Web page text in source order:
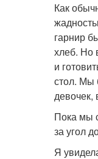
Как
гарнир
хлеб. Но
и
стол. Мы
девочек,
Пока мы
за угол
Я